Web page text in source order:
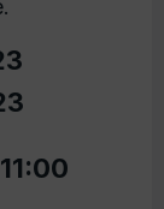
11:00